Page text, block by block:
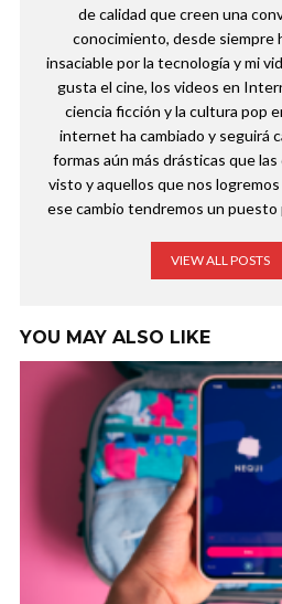
de calidad que creen una
conocimiento, desde siempre
insaciable por la tecnología y mi
gusta el cine, los videos en
ciencia ficción y la cultura pop
internet ha cambiado y seguirá
formas aún más drásticas que
visto y aquellos que nos
ese cambio tendremos un
VIEW ALL POSTS
YOU MAY ALSO LIKE